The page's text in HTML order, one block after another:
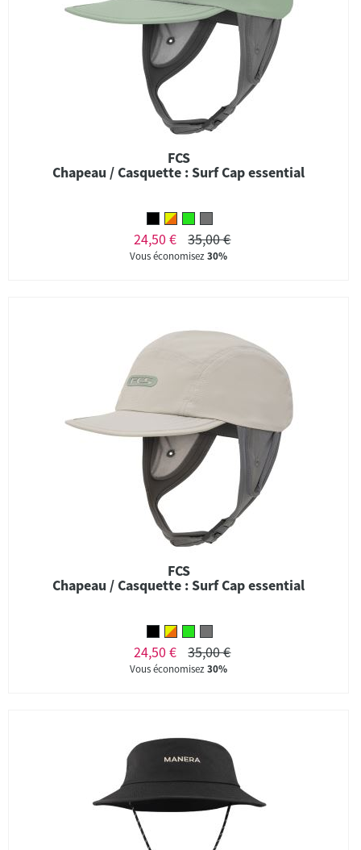
FCS
Chapeau / Casquette : Surf Cap essential
24,50 € 35,00 €
Vous économisez30%
FCS
Chapeau / Casquette : Surf Cap essential
24,50 € 35,00 €
Vous économisez30%